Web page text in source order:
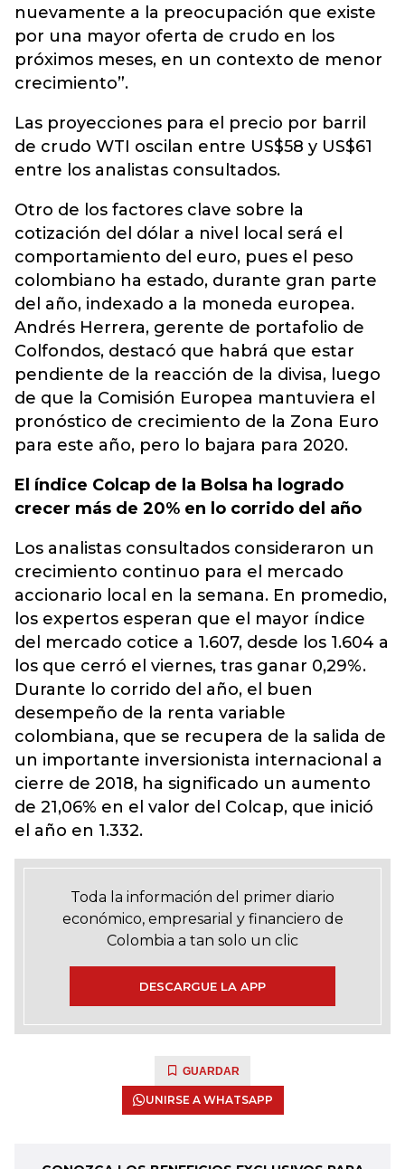
nuevamente a la preocupación que existe
por una mayor oferta de crudo en los
próximos meses, en un contexto de menor
crecimiento”.
Las proyecciones para el precio por barril
de crudo WTI oscilan entre US$58 y US$61
entre los analistas consultados.
Otro de los factores clave sobre la
cotización del dólar a nivel local será el
comportamiento del euro, pues el peso
colombiano ha estado, durante gran parte
del año, indexado a la moneda europea.
Andrés Herrera, gerente de portafolio de
Colfondos, destacó que habrá que estar
pendiente de la reacción de la divisa, luego
de que la Comisión Europea mantuviera el
pronóstico de crecimiento de la Zona Euro
para este año, pero lo bajara para 2020.
El índice Colcap de la Bolsa ha logrado
crecer más de 20% en lo corrido del año
Los analistas consultados consideraron un
crecimiento continuo para el mercado
accionario local en la semana. En promedio,
los expertos esperan que el mayor índice
del mercado cotice a 1.607, desde los 1.604 a
los que cerró el viernes, tras ganar 0,29%.
Durante lo corrido del año, el buen
desempeño de la renta variable
colombiana, que se recupera de la salida de
un importante inversionista internacional a
cierre de 2018, ha significado un aumento
de 21,06% en el valor del Colcap, que inició
el año en 1.332.
Toda la información del primer diario
económico, empresarial y financiero de
Colombia a tan solo un clic
DESCARGUE LA APP
GUARDAR
UNIRSE A WHATSAPP